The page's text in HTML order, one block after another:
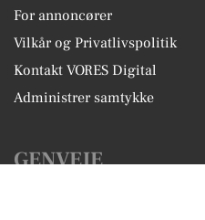
For annoncører
Vilkår og Privatlivspolitik
Kontakt VORES Digital
Administrer samtykke
GENVEJE